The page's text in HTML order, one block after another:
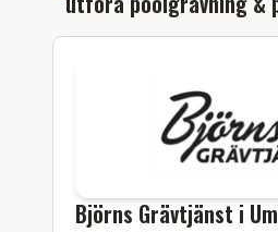
Björns Grävtjänst i